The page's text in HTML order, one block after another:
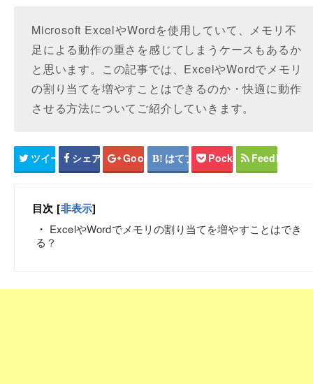
Microsoft ExcelやWordを使用していて、メモリ不
足による動作の重さを感じてしまうケースもあるか
と思います。この記事では、ExcelやWordでメモリ
の割り当てを増やすことはできるのか・快適に動作
させる方法についてご紹介していきます。
ツイート シェア Google+ はてブ Pocket Feedly
目次 [非表示]
ExcelやWordでメモリの割り当てを増やすことはでき
る？